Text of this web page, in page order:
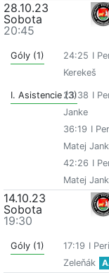
28.10.23
Sobota
20:45
Góly (1) 24:25 I
Kerekeš
I. Asistencie (3)23:38 I
Janke
36:19 I
Matej
42:26 I
Matej
14.10.23
Sobota
19:30
Góly (1) 17:19 I
Zeleňák